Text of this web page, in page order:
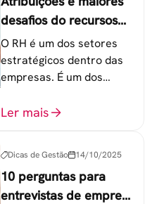
desafios do recursos
humanos em uma
empresa
O RH é um dos setores
estratégicos dentro das
empresas. É um dos
o atingimento das metas
Ler mais
Dicas de Gestão 14/10/2025
10 perguntas para
entrevistas de emprego